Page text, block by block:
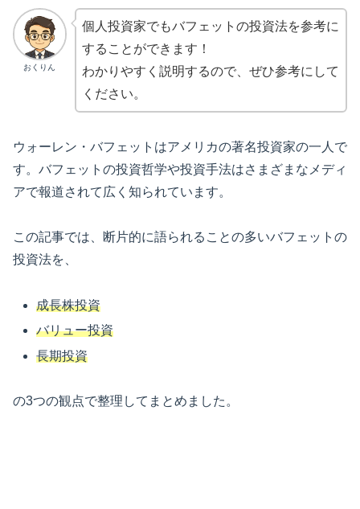
おくりん
個人投資家でもバフェットの投資法を参考に
することができます！
わかりやすく説明するので、ぜひ参考にして
ください。
ウォーレン・バフェットはアメリカの著名投資家の一人で
す。バフェットの投資哲学や投資手法はさまざまなメディ
アで報道されて広く知られています。
この記事では、断片的に語られることの多いバフェットの
投資法を、
成長株投資
バリュー投資
長期投資
の3つの観点で整理してまとめました。